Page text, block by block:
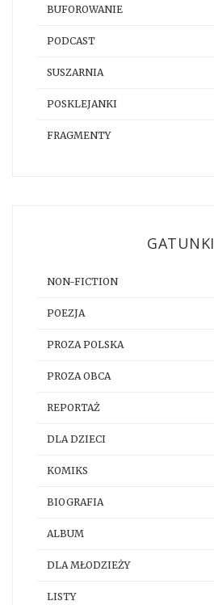
BUFOROWANIE
PODCAST
SUSZARNIA
POSKLEJANKI
FRAGMENTY
GATUNKI
NON-FICTION
POEZJA
PROZA POLSKA
PROZA OBCA
REPORTAŻ
DLA DZIECI
KOMIKS
BIOGRAFIA
ALBUM
DLA MŁODZIEŻY
LISTY